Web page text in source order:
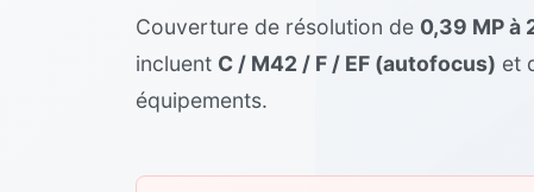
Couverture de résolution de 0,39 MP à
incluent C / M42 / F / EF (autofocus) et
équipements.